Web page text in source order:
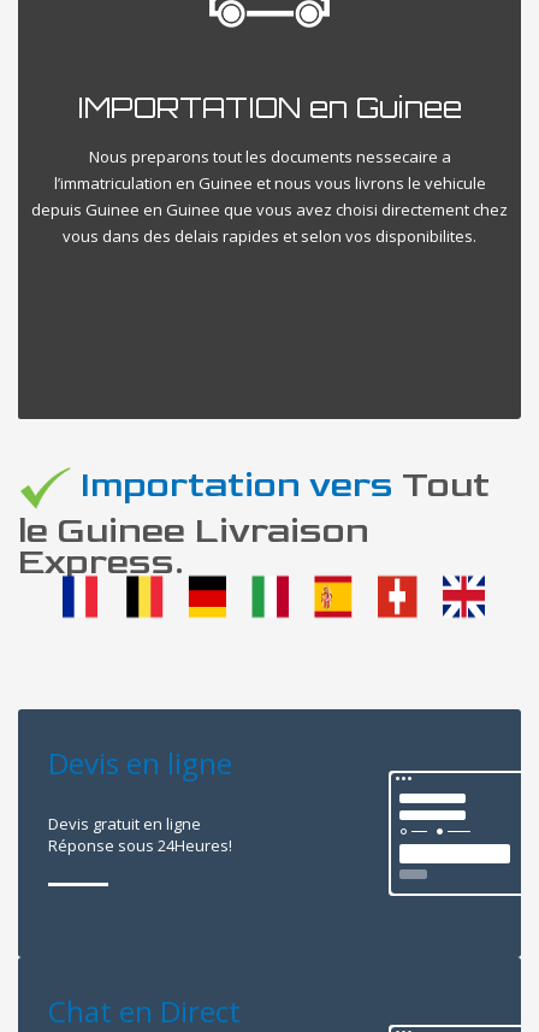
IMPORTATION en Guinee
Nous preparons tout les documents nessecaire a
l’immatriculation en Guinee et nous vous livrons le vehicule
depuis Guinee en Guinee que vous avez choisi directement chez
vous dans des delais rapides et selon vos disponibilites.
Importation vers Tout
le Guinee Livraison
Express.
Devis en ligne
Devis gratuit en ligne
Réponse sous 24Heures!
Chat en Direct